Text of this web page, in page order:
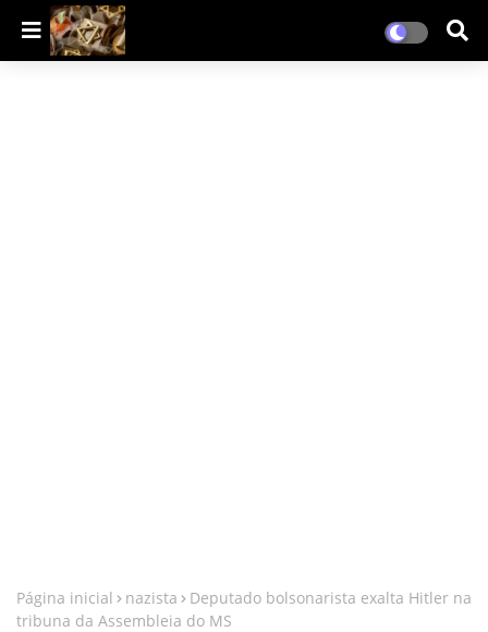
Página inicial nazista
Deputado bolsonarista exalta Hitler na
tribuna da Assembleia do MS